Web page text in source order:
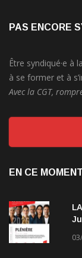
PAS ENCORE
Être syndiqué·e à
à se former et à
Avec la CGT,
EN CE MOMENT